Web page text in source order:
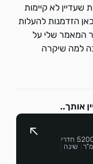
שעדיין לא קיימות
הזדמנות להעלות
המאמר שלי על
למה שיקרה
אותך..
מ"ר
5 חדרי
שינה